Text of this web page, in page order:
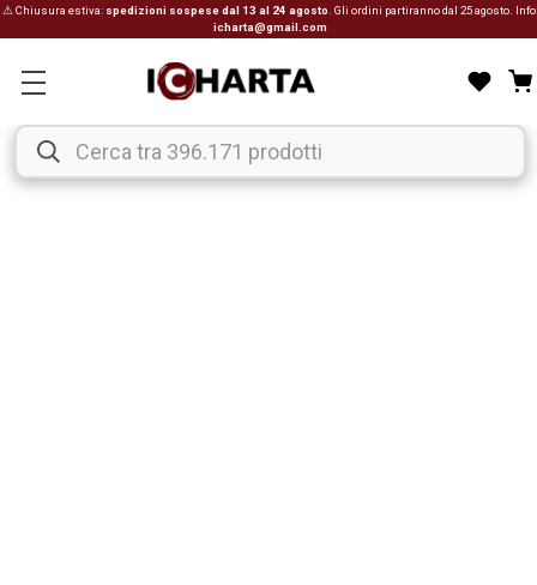
⚠ Chiusura estiva: spedizioni sospese dal 13 al 24 agosto . Gli ordini partiranno dal 25 agosto. Info:
icharta@gmail.com